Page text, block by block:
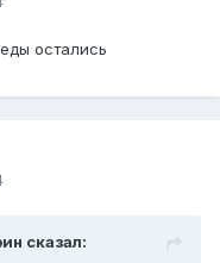
остались
сказал: